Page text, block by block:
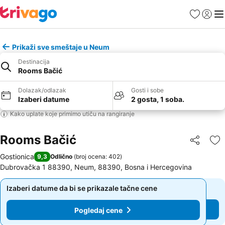
FavoritiPrijavi
Prikaži sve smeštaje u Neum
Destinacija
Rooms Bačić
Dolazak/odlazak
Izaberi datume
Gosti i sobe
2 gosta, 1 soba.
Kako uplate koje primimo utiču na rangiranje
Rooms Bačić Deli
Gostionica 9,3 Odlično (broj ocena: 402)
Dubrovačka 1 88390, Neum, 88390, Bosna i Hercegovina
Izaberi datume da bi se prikazale tačne cene
Pogledaj cene
Izaberi datume da bi se prikazale tačne cene
Pogledaj cene